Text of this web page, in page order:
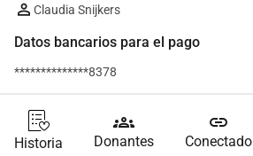
Claudia Snijkers
Datos bancarios para el pago
**************8378
Historia
groups
Donantes
link
Conectado